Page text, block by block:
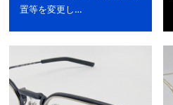
置等を変更し…